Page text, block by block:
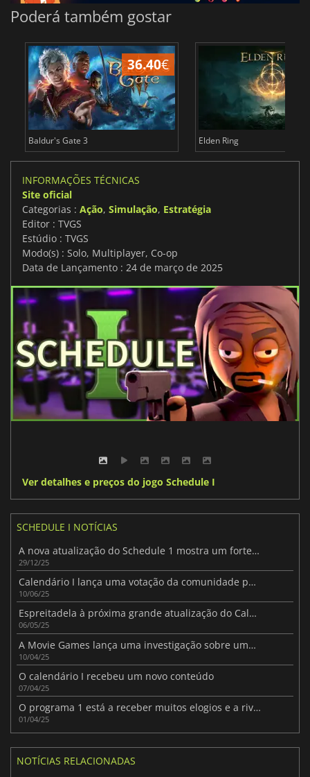
Poderá também gostar
36.40€
Baldur's Gate 3 Elden Ring
INFORMAÇÕES TÉCNICAS
Site oficial
Categorias : Ação, Simulação, Estratégia
Editor : TVGS
Estúdio : TVGS
Modo(s) : Solo, Multiplayer, Co-op
Data de Lançamento : 24 de março de 2025
Ver detalhes e preços do jogo Schedule I
SCHEDULE I NOTÍCIAS
A nova atualização do Schedule 1 mostra um forte progresso no acesso antecipado
29/12/25
Calendário I lança uma votação da comunidade para a próxima atualização de conteúdos
10/06/25
Espreitadela à próxima grande atualização do Calendário I
06/05/25
A Movie Games lança uma investigação sobre uma potencial violação dos direitos de autor do Anexo I
10/04/25
O calendário I recebeu um novo conteúdo
07/04/25
O programa 1 está a receber muitos elogios e a rivalizar com os títulos AAA em termos de vendas
01/04/25
NOTÍCIAS RELACIONADAS